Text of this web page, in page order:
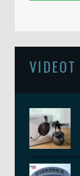
VIDEOT